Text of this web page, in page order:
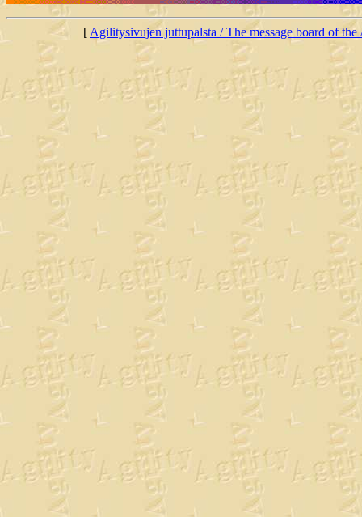
[Agilitysivujen juttupalsta / The message board of